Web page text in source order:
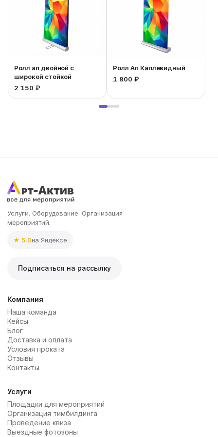
Ролл ап двойной с
широкой стойкой
2 150 ₽
Ролл Ап Каплевидный
1 800 ₽
Услуги. Оборудование. Организация
мероприятий.
★ 5.0на Яндексе
Подписаться на рассылку
Компания
Наша команда
Кейсы
Блог
Доставка и оплата
Условия проката
Отзывы
Контакты
Услуги
Площадки для мероприятий
Организация тимбилдинга
Проведение квиза
Выездные фотозоны